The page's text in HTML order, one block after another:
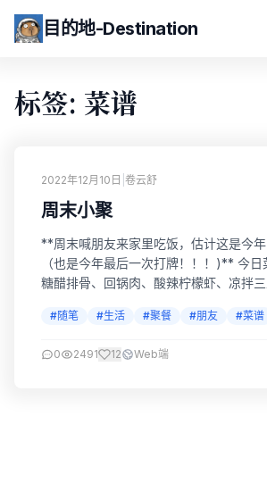
目的地-Destination
标签: 菜谱
2022年12月10日 卷云舒
周末小聚
**周末喊朋友来家里吃饭，估计这是今
（也是今年最后一次打牌！！！)** 今日
糖醋排骨、回锅肉、酸辣柠檬虾、凉拌
#随笔 #生活 #聚餐 #朋友 #菜谱
0 2491 12 Web端